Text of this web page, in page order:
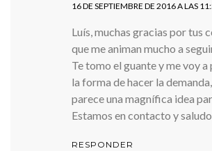
16 DE SEPTIEMBRE DE 2016 A LAS
Luís, muchas gracias por tus
que me animan mucho a
Te tomo el guante y me voy
la forma de hacer la
parece una magnífica idea
Estamos en contacto y
RESPONDER